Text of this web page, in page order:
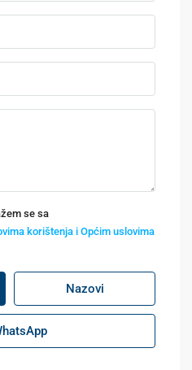
se sa
korištenja i Općim uslovima
Nazovi